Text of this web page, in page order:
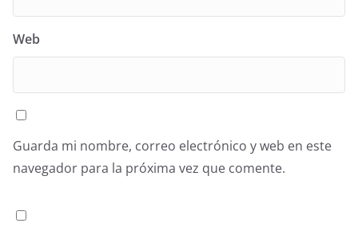
Web
Guarda mi nombre, correo electrónico y web en este
navegador para la próxima vez que comente.